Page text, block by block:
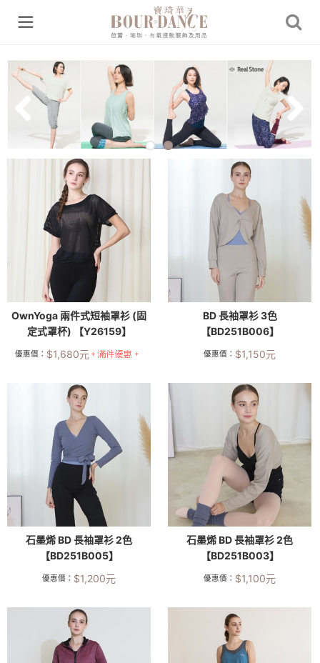
Previous Next
OwnYoga 兩件式短袖罩衫 (固
定式罩杯) 【Y26159】
優惠價： $1,680元
BD 長袖罩衫 3色
【BD251B006】
優惠價： $1,150元
石墨烯 BD 長袖罩衫 2色
【BD251B005】
優惠價： $1,200元
石墨烯 BD 長袖罩衫 2色
【BD251B003】
優惠價： $1,100元